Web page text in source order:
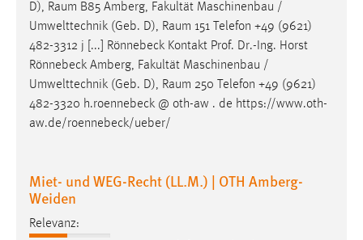
D), Raum B85 Amberg, Fakultät Maschinenbau /
Umwelttechnik (Geb. D), Raum 151 Telefon +49 (9621)
482-3312 j [...] Rönnebeck Kontakt Prof. Dr.-Ing. Horst
Rönnebeck Amberg, Fakultät Maschinenbau /
Umwelttechnik (Geb. D), Raum 250 Telefon +49 (9621)
482-3320 h.roennebeck @ oth-aw . de https://www.oth-
aw.de/roennebeck/ueber/
Miet- und WEG-Recht (LL.M.) | OTH Amberg-
Weiden
Relevanz:
Name:
_pk_ref, _pk_cvar, _pk_id, _pk_ses
Zweck:
Zugriffsstatistik
Cookie Laufzeit:
Max. 13 Monate
MARKETING
verwendet, um personalisierte Werbung anzuzeigen.